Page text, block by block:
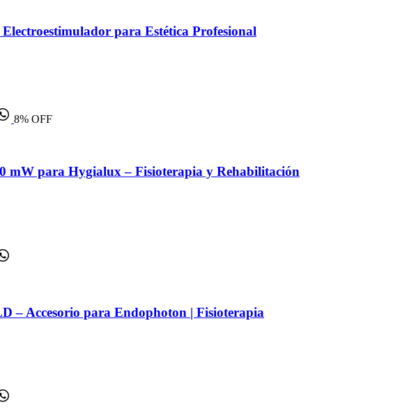
para Estética Profesional
8% OFF
mW para Hygialux – Fisioterapia y Rehabilitación
– Accesorio para Endophoton | Fisioterapia